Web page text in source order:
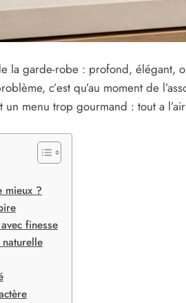
la garde-robe : profond,
c’est qu’au moment de
menu trop gourmand : tout a
mieux ?
finesse